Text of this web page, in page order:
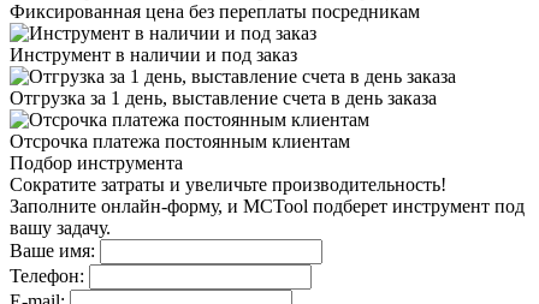
Фиксированная цена без переплаты посредникам
Инструмент в наличии и под заказ
Отгрузка за 1 день, выставление счета в день заказа
Отсрочка платежа постоянным клиентам
Подбор инструмента
Сократите затраты и увеличьте производительность!
Заполните онлайн-форму, и MCTool подберет инструмент под
вашу задачу.
Ваше имя:
Телефон: